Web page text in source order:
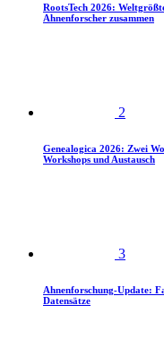
RootsTech 2026:
Ahnenforscher zusammen
2
Genealogica 2026: Zwei
Workshops und Austausch
3
Ahnenforschung-Update:
Datensätze